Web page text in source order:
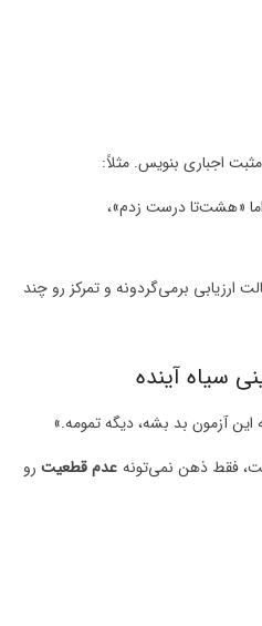
اجباری بنویس. مثلاً:
«هشت‌تا درست زدم»،
ارزیابی برمی‌گردونه و تمرکز رو چند
آزمون بد بشه، دیگه تمومه.»
فقط ذهن نمی‌تونه عدم قطعیترو